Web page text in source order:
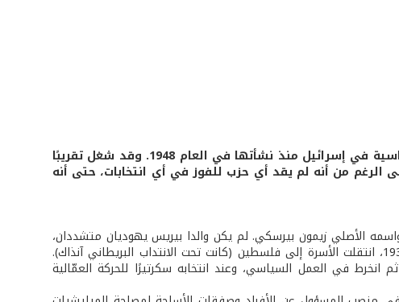
كان شمعون بيريس، (توفي في 28 أيلول 2016)، أحد أهم الرموز السياسية في إسرائيل منذ نشأتها في العام 1948. وقد شغل تقريبًا
الرغم من أنه لم يقد أي حزب للفوز في أي انتخابات، حتى أنه
يعمل في تجارة الأخشاب، واسمه الأصلي زيمون بيرسكي. لم يكن والدا بيريس يهوديان متشددان،
لكنه درس التلمود في صغره على يد جده، وأصبح ملتزمًا دينيًا. في العام 1934، انتقلت الأسرة إلى فلسطين (كانت تحت الانتداب البريطاني آنذاك).
في العمل السياسي، وعند انتخابه سكرتيرًا للحركة العمّالية